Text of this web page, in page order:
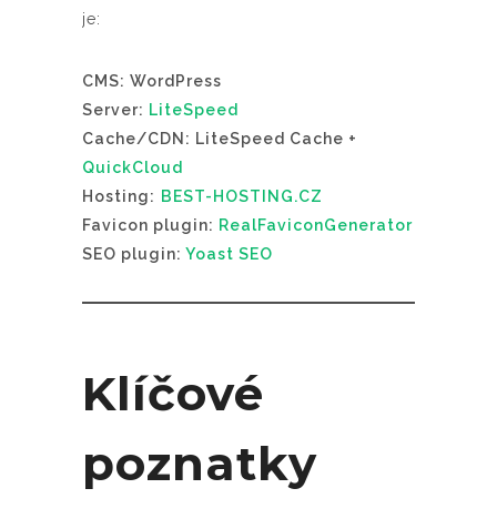
je:
CMS: WordPress
Server: LiteSpeed
Cache/CDN: LiteSpeed Cache +
QuickCloud
Hosting: BEST-HOSTING.CZ
Favicon plugin: RealFaviconGenerator
SEO plugin: Yoast SEO
Klíčové
poznatky